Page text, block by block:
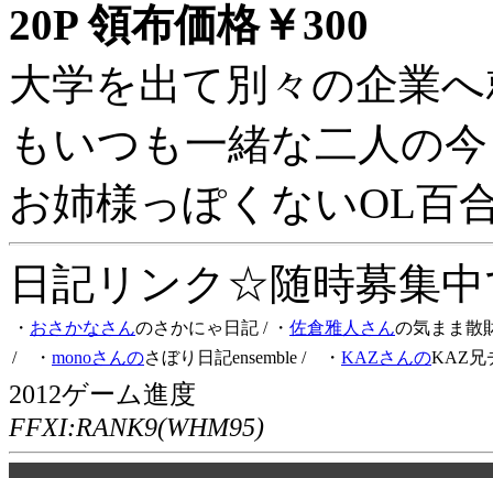
20P 領布価格￥300
大学を出て別々の企業
もいつも一緒な二人の
お姉様っぽくないOL百
日記リンク☆随時募集
・ おさかなさんのさかにゃ日記 / ・ 佐倉雅人さんの気まま散
/ ・ monoさんのさぼり日記ensemble / ・ KAZさんのKAZ兄
2012ゲーム進度
FFXI:RANK9(WHM95)